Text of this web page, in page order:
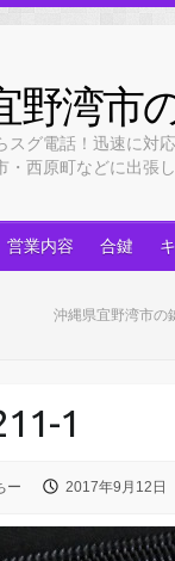
野湾市
スグ電話！迅速に対
・西原町などに出
営業内容 合鍵
沖縄県宜野湾市
1
ー 2017年9月12日